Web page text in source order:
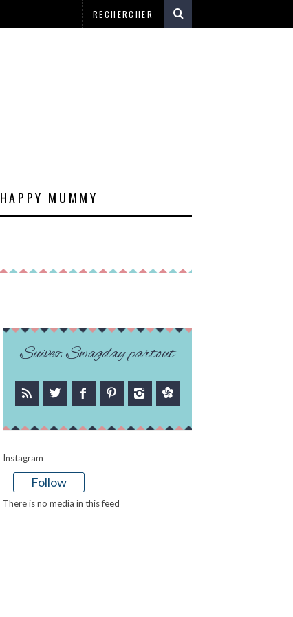
HAPPY MUMMY
Suivez Swagday partout
Instagram
Follow
There is no media in this feed